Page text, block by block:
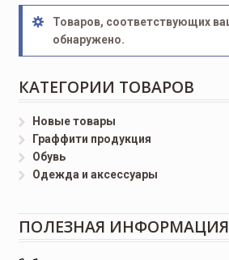
Товаров, соответствующих
обнаружено.
КАТЕГОРИИ ТОВАРОВ
Новые товары
Граффити продукция
Обувь
Одежда и аксессуары
ПОЛЕЗНАЯ ИНФОРМАЦИЯ